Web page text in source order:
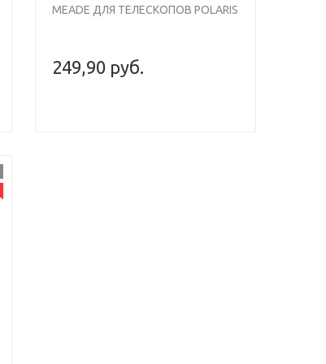
MEADE ДЛЯ ТЕЛЕСКОПОВ POLARIS
249,90 руб.